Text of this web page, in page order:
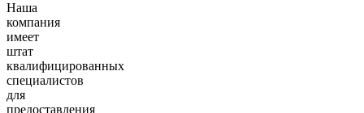
Наша
компания
имеет
штат
квалифицированных
специалистов
для
предоставления